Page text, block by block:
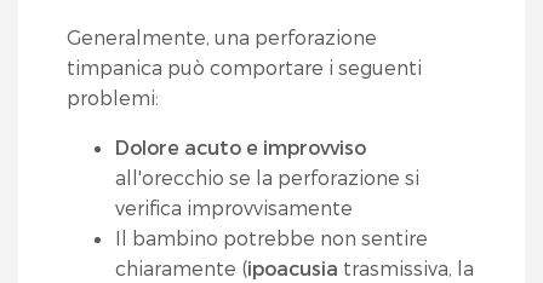
Generalmente, una perforazione
timpanica può comportare i seguenti
problemi:
Dolore acuto e improvviso
all'orecchio se la perforazione si
verifica improvvisamente
Il bambino potrebbe non sentire
chiaramente (ipoacusia trasmissiva, la